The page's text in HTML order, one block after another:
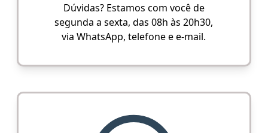
Dúvidas? Estamos com você de
segunda a sexta, das 08h às 20h30,
via WhatsApp, telefone e e-mail.